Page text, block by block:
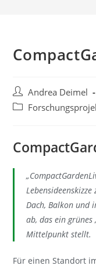
Beitrags-
Autor:
Andrea Deimel
Beitrags-
Dach, Balkon und
ab, das ein grünes
Mittelpunkt stellt.
Für einen Standort